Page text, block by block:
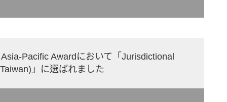
Pacific Awardにおいて「Jurisdictional
」に選ばれました